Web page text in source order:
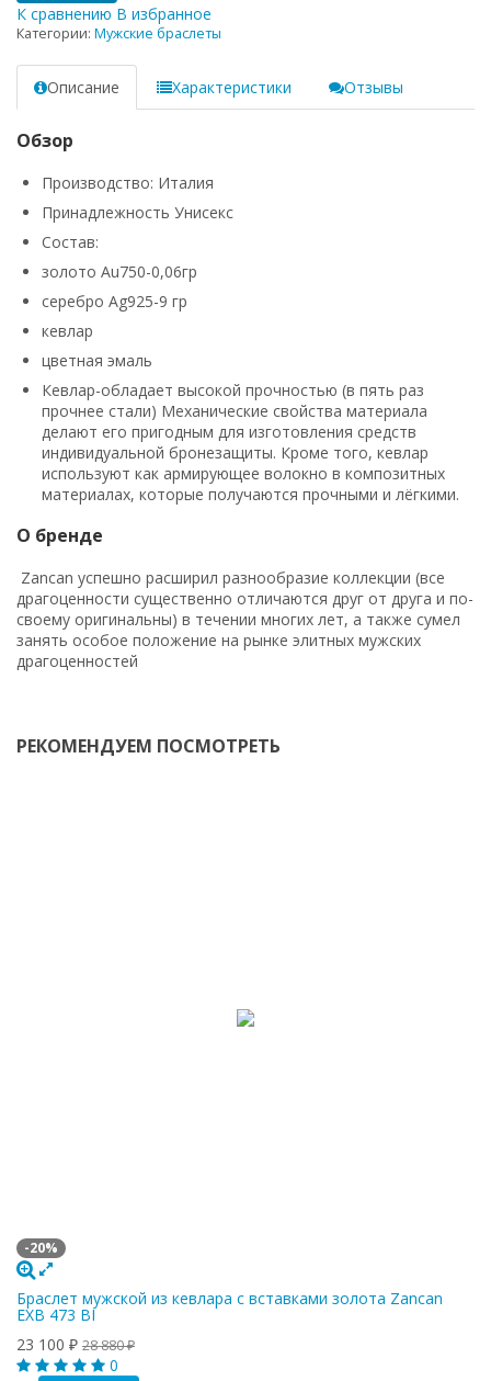
К сравнению В избранное
Категории: Мужские браслеты
Описание Характеристики Отзывы
Обзор
Производство: Италия
Принадлежность Унисекс
Состав:
золото Au750-0,06гр
серебро Ag925-9 гр
кевлар
цветная эмаль
Кевлар-обладает высокой прочностью (в пять раз
прочнее стали) Механические свойства материала
делают его пригодным для изготовления средств
индивидуальной бронезащиты. Кроме того, кевлар
используют как армирующее волокно в композитных
материалах, которые получаются прочными и лёгкими.
О бренде
Zancan успешно расширил разнообразие коллекции (все
драгоценности существенно отличаются друг от друга и по-
своему оригинальны) в течении многих лет, а также сумел
занять особое положение на рынке элитных мужских
драгоценностей
РЕКОМЕНДУЕМ ПОСМОТРЕТЬ
-20%
Браслет мужской из кевлара с вставками золота Zancan
EXB 473 BI
23 100 ₽ 28 880₽
0